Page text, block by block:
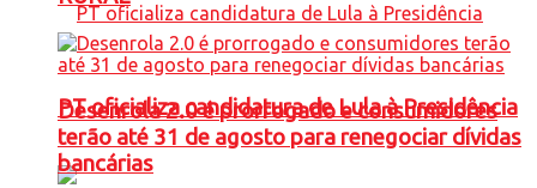
PT oficializa candidatura de Lula à Presidência
Desenrola 2.0 é prorrogado e consumidores
terão até 31 de agosto para renegociar dívidas
bancárias